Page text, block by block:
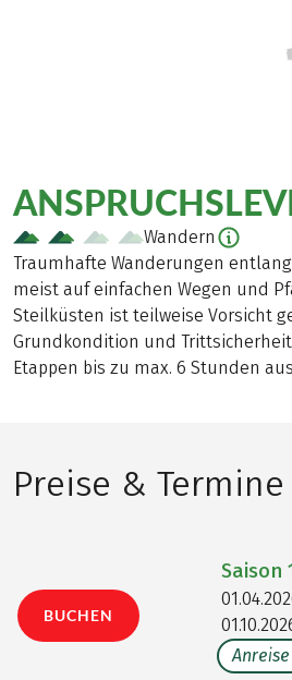
Wandern
Traumhafte Wanderungen
meist auf einfachen Wegen und
Steilküsten ist teilweise Vorsicht
Grundkondition und
Etappen bis zu max. 6 Stunden
Preise & Termine
BUCHEN
Saison